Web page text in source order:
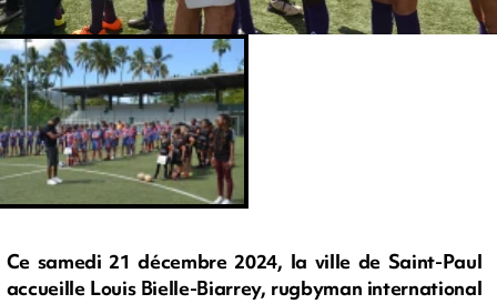
Ce samedi 21 décembre 2024, la ville de Saint-Paul
accueille Louis Bielle-Biarrey, rugbyman international